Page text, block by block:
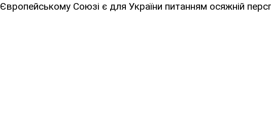
Європейському Союзі є для України питанням осяжній